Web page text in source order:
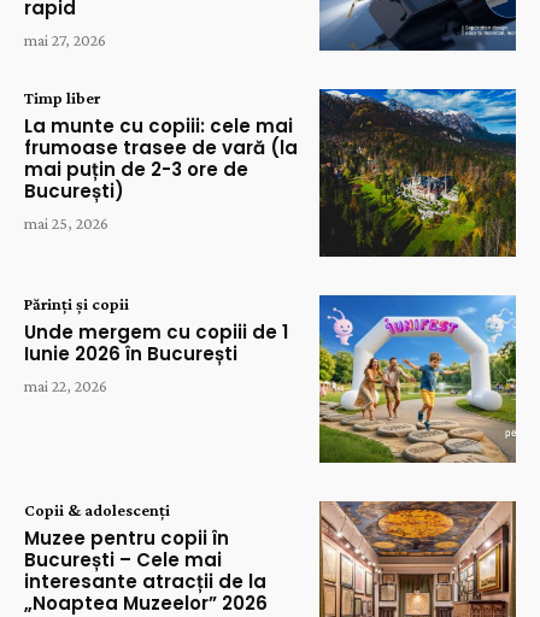
rapid
mai 27, 2026
Timp liber
La munte cu copiii: cele mai
frumoase trasee de vară (la
mai puțin de 2-3 ore de
București)
mai 25, 2026
Părinți și copii
Unde mergem cu copiii de 1
Iunie 2026 în București
mai 22, 2026
Copii & adolescenți
Muzee pentru copii în
București – Cele mai
interesante atracții de la
„Noaptea Muzeelor” 2026